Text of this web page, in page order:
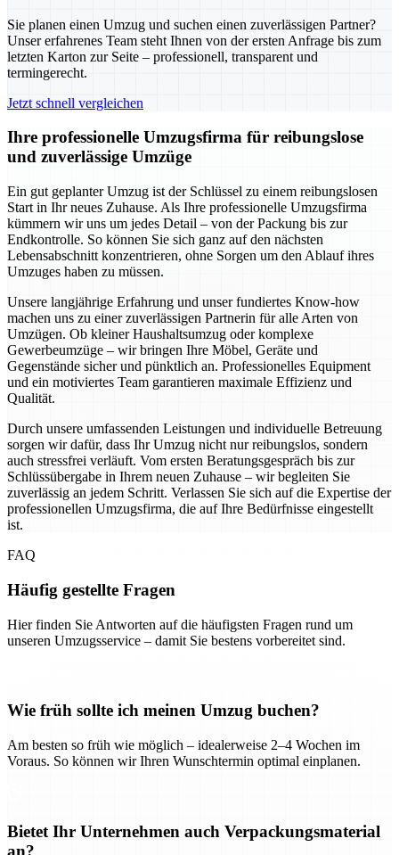
Sie planen einen Umzug und suchen einen zuverlässigen Partner?
Unser erfahrenes Team steht Ihnen von der ersten Anfrage bis zum
letzten Karton zur Seite – professionell, transparent und
termingerecht.
Jetzt schnell vergleichen
Ihre professionelle Umzugsfirma für reibungslose
und zuverlässige Umzüge
Ein gut geplanter Umzug ist der Schlüssel zu einem reibungslosen
Start in Ihr neues Zuhause. Als Ihre professionelle Umzugsfirma
kümmern wir uns um jedes Detail – von der Packung bis zur
Endkontrolle. So können Sie sich ganz auf den nächsten
Lebensabschnitt konzentrieren, ohne Sorgen um den Ablauf ihres
Umzuges haben zu müssen.
Unsere langjährige Erfahrung und unser fundiertes Know-how
machen uns zu einer zuverlässigen Partnerin für alle Arten von
Umzügen. Ob kleiner Haushaltsumzug oder komplexe
Gewerbeumzüge – wir bringen Ihre Möbel, Geräte und
Gegenstände sicher und pünktlich an. Professionelles Equipment
und ein motiviertes Team garantieren maximale Effizienz und
Qualität.
Durch unsere umfassenden Leistungen und individuelle Betreuung
sorgen wir dafür, dass Ihr Umzug nicht nur reibungslos, sondern
auch stressfrei verläuft. Vom ersten Beratungsgespräch bis zur
Schlüssübergabe in Ihrem neuen Zuhause – wir begleiten Sie
zuverlässig an jedem Schritt. Verlassen Sie sich auf die Expertise der
professionellen Umzugsfirma, die auf Ihre Bedürfnisse eingestellt
ist.
FAQ
Häufig gestellte Fragen
Hier finden Sie Antworten auf die häufigsten Fragen rund um
unseren Umzugsservice – damit Sie bestens vorbereitet sind.
Wie früh sollte ich meinen Umzug buchen?
Am besten so früh wie möglich – idealerweise 2–4 Wochen im
Voraus. So können wir Ihren Wunschtermin optimal einplanen.
Bietet Ihr Unternehmen auch Verpackungsmaterial
an?